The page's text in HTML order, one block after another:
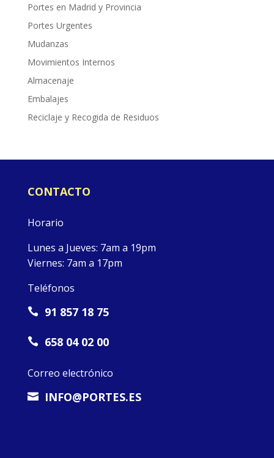
Portes en Madrid y Provincia
Portes Urgentes
Mudanzas
Movimientos Internos
Almacenaje
Embalajes
Reciclaje y Recogida de Residuos
CONTACTO
Horario
Lunes a Jueves: 7am a 19pm
Viernes: 7am a 17pm
Teléfonos
 91 857 18 75
 658 04 02 00
Correo electrónico
 INFO@PORTES.ES